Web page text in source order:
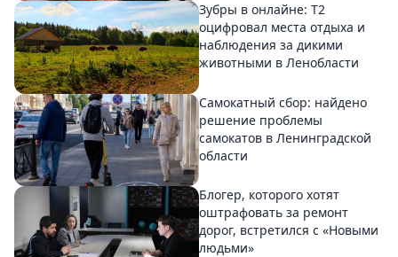
Зубры в онлайне: Т2
оцифровал места отдыха и
наблюдения за дикими
животными в Ленобласти
Самокатный сбор: найдено
решение проблемы
самокатов в Ленинградской
области
Блогер, которого хотят
оштрафовать за ремонт
дорог, встретился с «Новыми
людьми»